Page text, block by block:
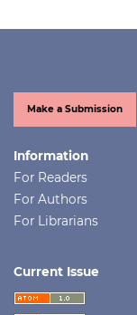
Make a Submission
Information
For Readers
For Authors
For Librarians
Current Issue